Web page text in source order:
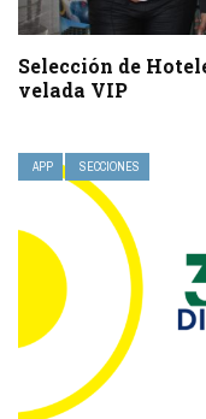
Selección de
velada VIP
APP SECCIONES